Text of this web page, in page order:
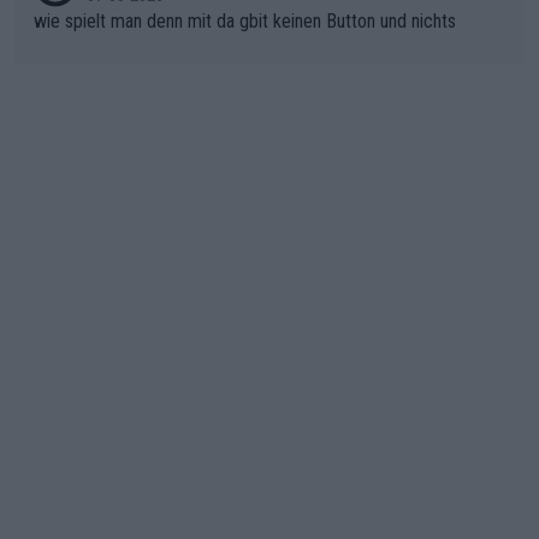
wie spielt man denn mit da gbit keinen Button und nichts